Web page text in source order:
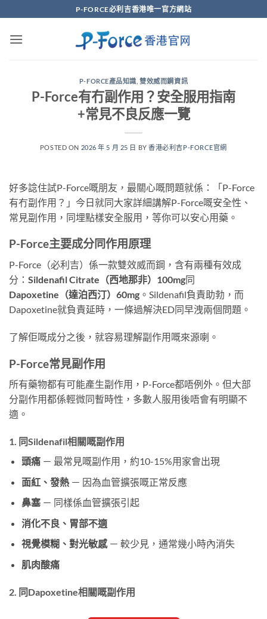
to
content
P-FORCE必利吉香港唯一官方網站
P-FORCE產品知識 ,雙效威而鋼資訊
P-Force有冇副作用？安全服用指南
+常見不良反應一覽
POSTED ON 2026 年 5 月 25 日 BY香港必利吉P-FORCE官網
好多諗住試P-Force嘅朋友，最關心嘅問題就係：「P-Force
有冇副作用？」今日就同大家詳細講解P-Force嘅安全性、
常見副作用，同埋點樣安全服用，等你可以安心用藥。
P-Force主要成分同作用原理
P-Force（必利吉）係一款雙效威而鋼，含有兩種有效成
分： Sildenafil Citrate（西地那非）100mg同
Dapoxetine（達泊西汀）60mg 。Sildenafil負責助勃，而
Dapoxetine就負責延時，一條過解決ED同早洩兩個問題。
了解佢嘅成分之後，就容易理解副作用嘅來源喇。
P-Force常見副作用
所有藥物都有可能產生副作用，P-Force都唔例外。但大部
分副作用都係輕微同暫時性，多數人服用後唔會有明顯不
適。
1. 同Sildenafil相關嘅副作用
頭痛－ 最常見嘅副作用，約10-15%用家會出現
面紅、發熱－ 因為血管擴張嘅正常反應
鼻塞－ 同樣係血管擴張引起
消化不良、胃部不適
視覺模糊、對光敏感－ 較少見，通常幾小時內消失
肌肉酸痛
2. 同Dapoxetine相關嘅副作用